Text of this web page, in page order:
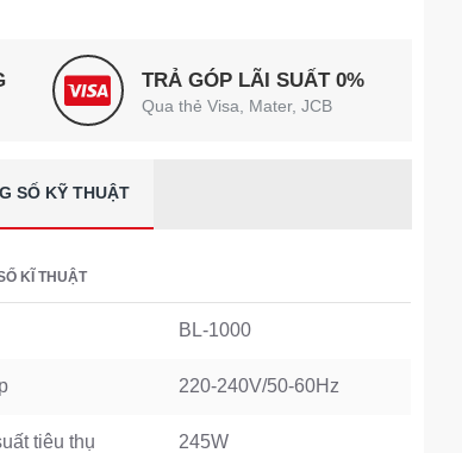
TRẢ GÓP LÃI SUẤT 0%
Qua thẻ Visa, Mater, JCB
SỐ KỸ THUẬT
KĨ THUẬT
BL-1000
220-240V/50-60Hz
tiêu thụ 245W